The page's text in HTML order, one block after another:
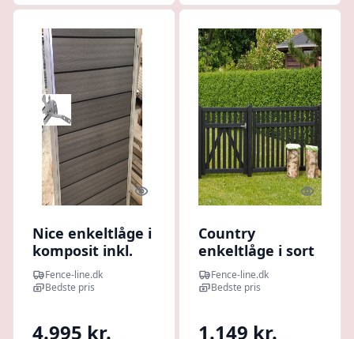
Quick look
Nice enkeltlåge i
komposit inkl.
stolper 97cm i
bredden x den
Fence-line.dk
Bedste pris
4.995 kr.
Quick
Country
enkeltlåge i sort
100x98cm (BxH)
Fence-line.dk
Bedste pris
1.149 kr.